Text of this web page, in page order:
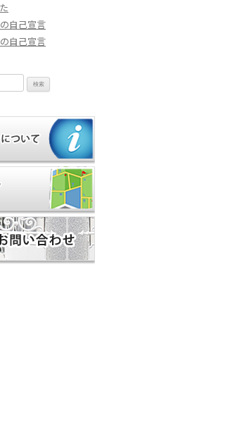
の自己宣言
の自己宣言